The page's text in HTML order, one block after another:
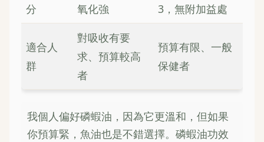
分
氧化強
3，無附加益處
適合人
群
對吸收有要
求、預算較高
者
預算有限、一般
保健者
我個人偏好磷蝦油，因為它更溫和，但如果
你預算緊，魚油也是不錯選擇。磷蝦油功效